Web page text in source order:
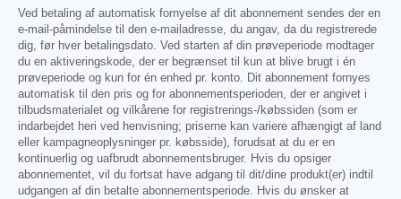
Ved betaling af automatisk fornyelse af dit abonnement sendes der en
e-mail-påmindelse til den e-mailadresse, du angav, da du registrerede
dig, før hver betalingsdato. Ved starten af din prøveperiode modtager
du en aktiveringskode, der er begrænset til kun at blive brugt i én
prøveperiode og kun for én enhed pr. konto. Dit abonnement fornyes
automatisk til den pris og for abonnementsperioden, der er angivet i
tilbudsmaterialet og vilkårene for registrerings-/købssiden (som er
indarbejdet heri ved henvisning; priserne kan variere afhængigt af land
eller kampagneoplysninger pr. købsside), forudsat at du er en
kontinuerlig og uafbrudt abonnementsbruger. Hvis du opsiger
abonnementet, vil du fortsat have adgang til dit/dine produkt(er) indtil
udgangen af din betalte abonnementsperiode. Hvis du ønsker at